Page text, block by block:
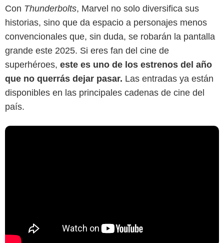
Con Thunderbolts, Marvel no solo diversifica sus
historias, sino que da espacio a personajes menos
convencionales que, sin duda, se robarán la pantalla
grande este 2025. Si eres fan del cine de
superhéroes, este es uno de los estrenos del año
que no querrás dejar pasar. Las entradas ya están
disponibles en las principales cadenas de cine del
país.